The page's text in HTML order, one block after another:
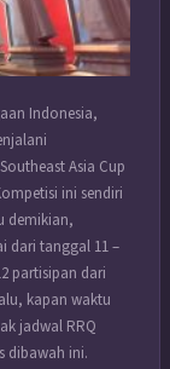
Indonesia,
Asia Cup
ini sendiri
demikian,
dari tanggal 11 –
partisipan dari
kapan waktu
jadwal RRQ
dibawah ini.